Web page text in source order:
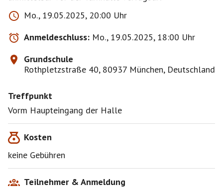
Mo., 19.05.2025, 20:00 Uhr
Anmeldeschluss: Mo., 19.05.2025, 18:00 Uhr
Grundschule
Rothpletzstraße 40, 80937 München, Deutschland
Treffpunkt
Vorm Haupteingang der Halle
Kosten
keine Gebühren
Teilnehmer & Anmeldung